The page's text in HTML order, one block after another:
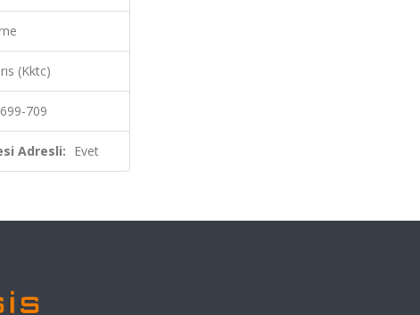
(Kktc)
709
Adresli: Evet